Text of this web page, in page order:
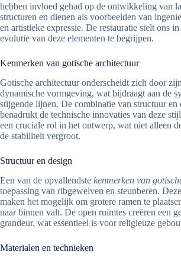
hebben invloed gehad op de ontwikkeling van
structuren en dienen als voorbeelden van
en artistieke expressie. De restauratie stelt ons
evolutie van deze elementen te begrijpen.
Kenmerken van gotische architectuur
Gotische architectuur onderscheidt zich door
dynamische vormgeving, wat bijdraagt aan de
stijgende lijnen. De combinatie van structuur en
benadrukt de technische innovaties van deze
een cruciale rol in het ontwerp, wat niet alleen
de stabiliteit vergroot.
Structuur en design
Een van de opvallendste kenmerken van
toepassing van ribgewelven en steunberen.
maken het mogelijk om grotere ramen te
naar binnen valt. De open ruimtes creëren een
grandeur, wat essentieel is voor religieuze
Materialen en technieken